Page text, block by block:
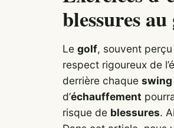
blessures
Le golf, souvent
respect rigoureux de
derrière chaque swing
d’échauffement
risque de blessures.